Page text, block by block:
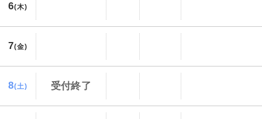
6(木)
7(金)
8(土) 受付終了